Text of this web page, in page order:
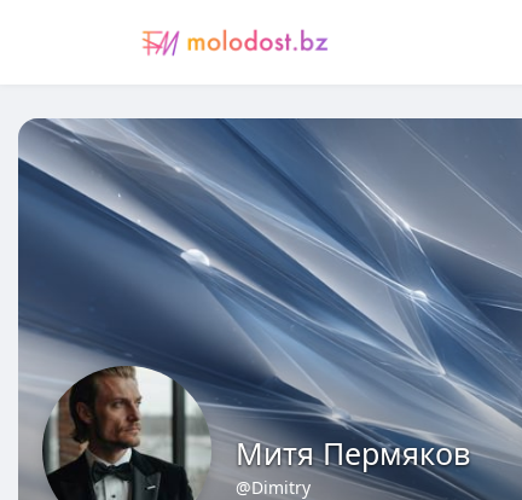
Митя Пермяков
@Dimitry